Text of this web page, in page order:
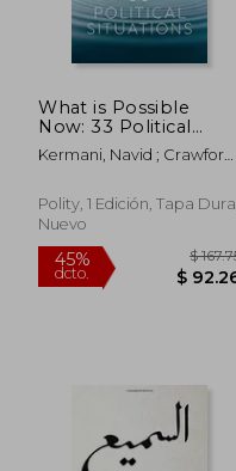
What is Possible
Now: 33 Political
Situations (en Inglés)
Kermani, Navid ; Crawford,
Polity, 1 Edición, Tapa Dura,
Nuevo